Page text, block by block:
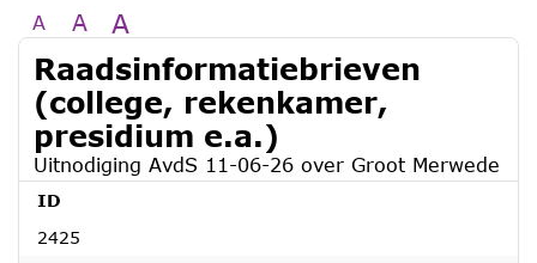
A A A
Raadsinformatiebrieven
(college, rekenkamer,
presidium e.a.)
Uitnodiging AvdS 11-06-26 over Groot Merwede
ID
2425